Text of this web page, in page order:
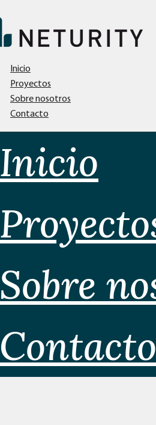
Inicio
Proyectos
Sobre nosotros
Contacto
Inicio
Sobre
Contacto